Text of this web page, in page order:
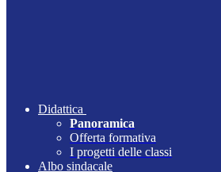
Didattica
Panoramica
Offerta formativa
I progetti delle classi
Albo sindacale